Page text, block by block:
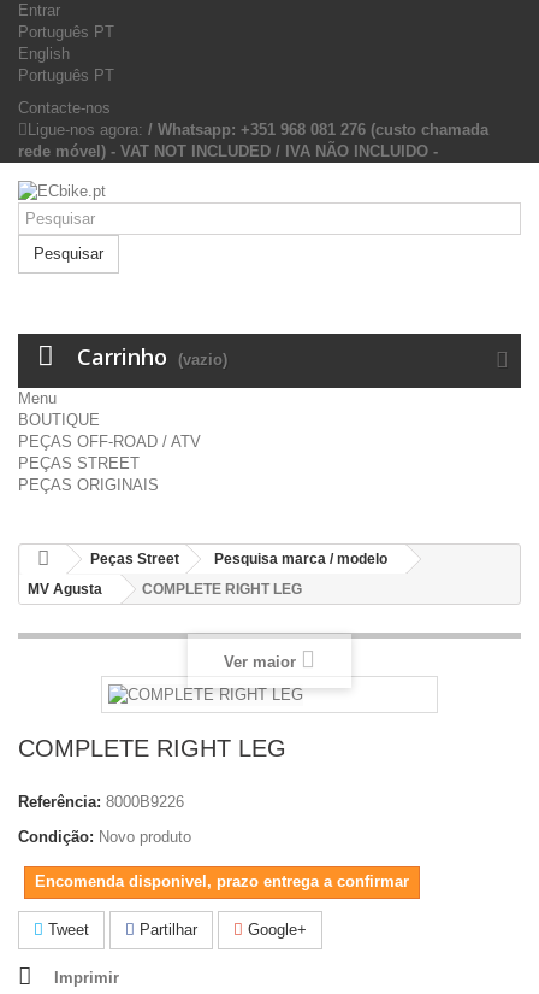
Entrar
Português PT
English
Português PT
Contacte-nos
Ligue-nos agora: / Whatsapp: +351 968 081 276 (custo chamada
rede móvel) - VAT NOT INCLUDED / IVA NÃO INCLUIDO -
Pesquisar
Carrinho (vazio)
Menu
BOUTIQUE
PEÇAS OFF-ROAD / ATV
PEÇAS STREET
PEÇAS ORIGINAIS
Peças Street
Pesquisa marca / modelo
MV Agusta
COMPLETE RIGHT LEG
Ver maior
COMPLETE RIGHT LEG
Referência: 8000B9226
Condição: Novo produto
Encomenda disponivel, prazo entrega a confirmar
Tweet Partilhar Google+
Imprimir